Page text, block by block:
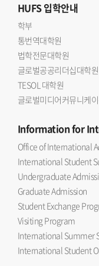
HUFS입학안내
학부
통번역대학원
법학전문대학원
글로벌공공리더십대학원
TESOL 대학원
글로벌미디어커뮤니케
Informationfor
Office of International
International Student
Undergraduate
Graduate Admission
Student Exchange
Visiting Program
International Summer
International Student